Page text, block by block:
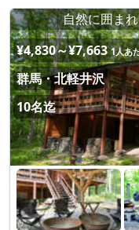
自然に囲ま
¥4,830～¥7,663 1人あ
群馬・北軽井沢
10名迄